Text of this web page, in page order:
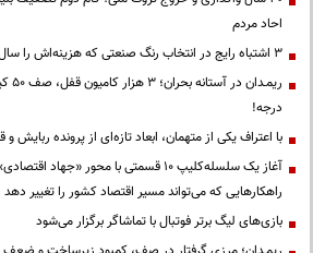
احاد مردم
3 اشتباه رایج در انتخاب رنگ صنعتی که هزینه‌اش را سال‌ها می‌پردازید...
درجه!
با اعتراف یکی از متهمان، ابعاد تازه‌ای از پرونده
آغاز یک سلسله‌کلیپ ۱۰ قسمتی با محور
راهکارهایی که می‌تواند مسیر اقتصاد کشور را تغییر دهد
بازی‌های لیگ برتر فوتبال با تماشاگر برگزار می‌شود